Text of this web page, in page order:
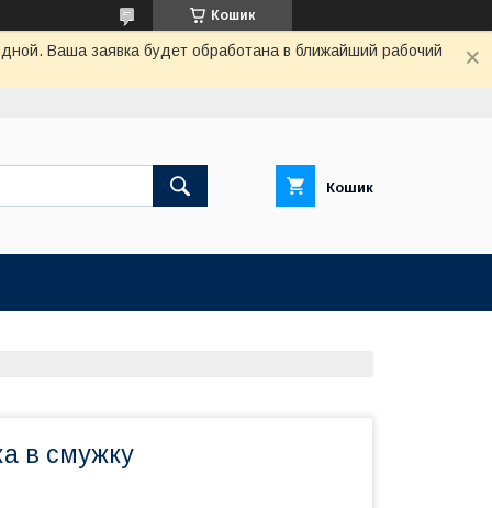
Кошик
Ваша заявка будет обработана в ближайший рабочий
Кошик
в смужку